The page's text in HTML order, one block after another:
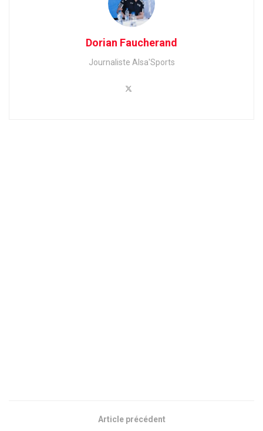
Dorian Faucherand
Journaliste Alsa'Sports
Article précédent